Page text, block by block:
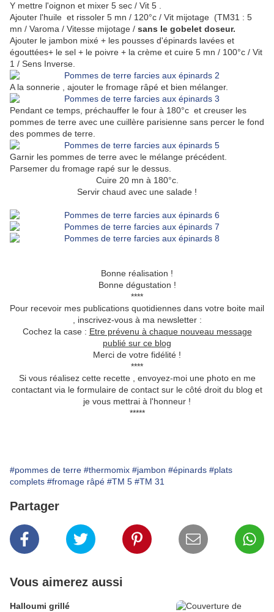
Y mettre l'oignon et mixer 5 sec / Vit 5 .
Ajouter l'huile et rissoler 5 mn / 120°c / Vit mijotage (TM31 : 5
mn / Varoma / Vitesse mijotage / sans le gobelet doseur.
Ajouter le jambon mixé + les pousses d'épinards lavées et
égouttées+ le sel + le poivre + la crème et cuire 5 mn / 100°c / Vit
1 / Sens Inverse.
A la sonnerie , ajouter le fromage râpé et bien mélanger.
Pendant ce temps, préchauffer le four à 180°c et creuser les
pommes de terre avec une cuillère parisienne sans percer le fond
des pommes de terre.
Garnir les pommes de terre avec le mélange précédent.
Parsemer du fromage rapé sur le dessus.
Cuire 20 mn à 180°c.
Servir chaud avec une salade !
Bonne réalisation !
Bonne dégustation !
****
Pour recevoir mes publications quotidiennes dans votre boite mail
, inscrivez-vous à ma newsletter :
Cochez la case : Etre prévenu à chaque nouveau message
publié sur ce blog
Merci de votre fidélité !
****
Si vous réalisez cette recette , envoyez-moi une photo en me
contactant via le formulaire de contact sur le côté droit du blog et
je vous mettrai à l'honneur !
*****
#pommes de terre #thermomix #jambon #épinards #plats
complets #fromage râpé #TM 5 #TM 31
Partager
Vous aimerez aussi
Halloumi grillé